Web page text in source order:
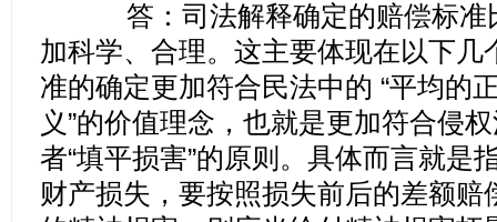
答：司法解释确定的赔偿标准
加科学、合理。这主要体现在以下几
准的确定更加符合民法中的 “平均的
义”的价值理念，也就是更加符合侵
者“填平损害”的原则。具体而言就是
财产损失，要按照损失前后的差额赔